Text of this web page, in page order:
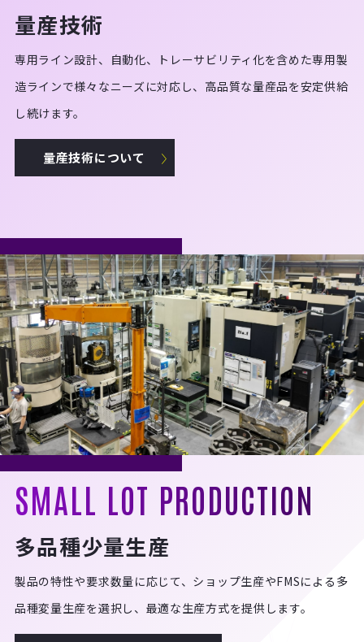
量産技術
専用ライン設計、自動化、トレーサビリティ化を含めた専用製
造ラインで様々なニーズに対応し、高品質な量産品を安定供給
し続けます。
量産技術について
SMALL LOT PRODUCTION
多品種少量生産
製品の特性や要求数量に応じて、ショップ生産やFMSによる多
品種変量生産を選択し、最適な生産方式を提供します。